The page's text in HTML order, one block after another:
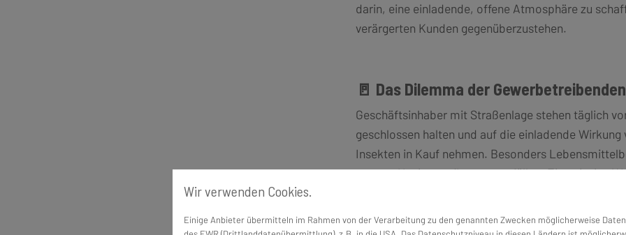
darin, eine einladende, offene Atmosphäre zu
verärgerten Kunden gegenüberzustehen.
🚪 Das Dilemma der Gewerbetreibenden
Geschäftsinhaber mit Straßenlage stehen täglich
geschlossen halten und auf die einladende
Insekten in Kauf nehmen. Besonders
strenge Hygieneauflagen zu erfüllen. Eine einzige
Buffet können nicht nur Kunden vergraulen,
Friseure und andere Dienstleister haben ähnliche
Wir verwenden Cookies.
Einige Anbieter übermitteln im Rahmen von der Verarbeitung zu den genannten Zwecken möglicherweise